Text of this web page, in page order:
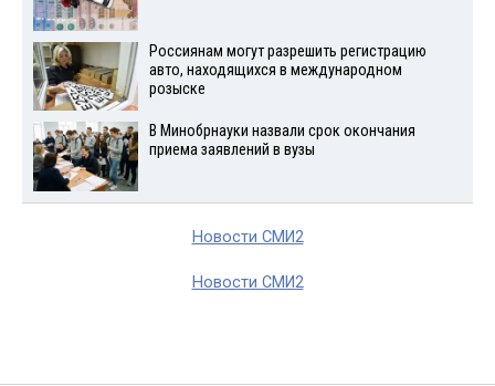
Россиянам могут разрешить регистрацию
авто, находящихся в международном
розыске
В Минобрнауки назвали срок окончания
приема заявлений в вузы
Новости СМИ2
Новости СМИ2